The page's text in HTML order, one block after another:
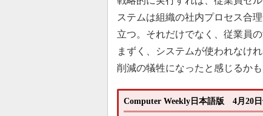
ステムは組織の社内プロセス合
立つ。それだけでなく、従業員
まずく、システムが使われなけ
削減の犠牲になったと感じるかも
Computer Weekly日本語版 4月20